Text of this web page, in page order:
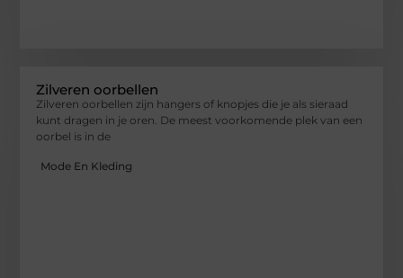
Zilveren oorbellen
Zilveren oorbellen zijn hangers of knopjes die je als sieraad
kunt dragen in je oren. De meest voorkomende plek van een
oorbel is in de
Mode En Kleding